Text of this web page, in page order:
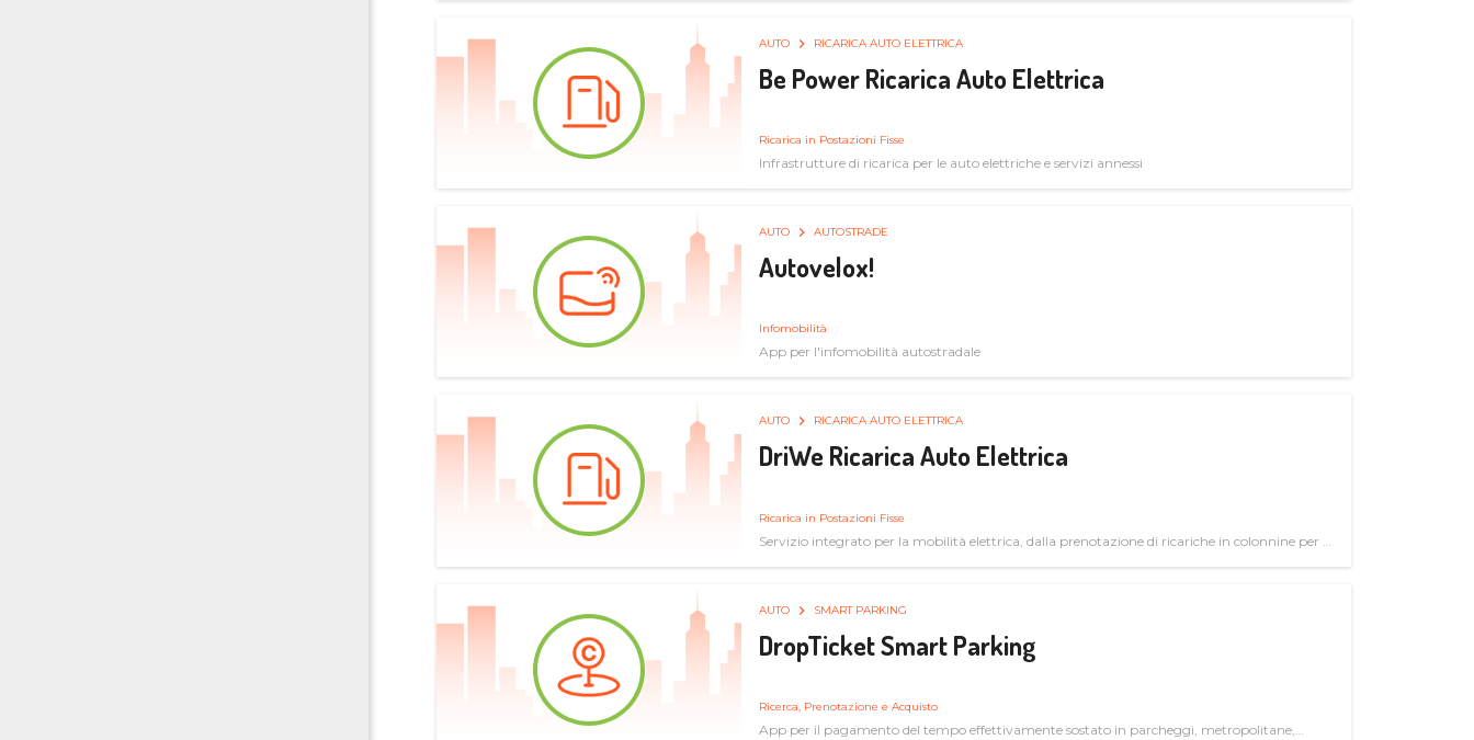
AUTO RICARICA AUTO ELETTRICA
Be Power Ricarica Auto Elettrica
Ricarica in Postazioni Fisse
Infrastrutture di ricarica per le auto elettriche e servizi annessi
AUTO AUTOSTRADE
Autovelox!
Infomobilità
App per l'infomobilità autostradale
AUTO RICARICA AUTO ELETTRICA
DriWe Ricarica Auto Elettrica
Ricarica in Postazioni Fisse
Servizio integrato per la mobilità elettrica, dalla prenotazione di ricariche in colonnine per il
AUTO SMART PARKING
DropTicket Smart Parking
Ricerca, Prenotazione e Acquisto
App per il pagamento del tempo effettivamente sostato in parcheggi, metropolitane,